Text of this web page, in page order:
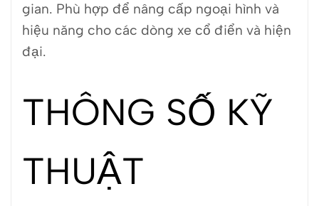
gian. Phù hợp để nâng cấp ngoại hình và
hiệu năng cho các dòng xe cổ điển và hiện
đại.
THÔNG SỐ KỸ
THUẬT